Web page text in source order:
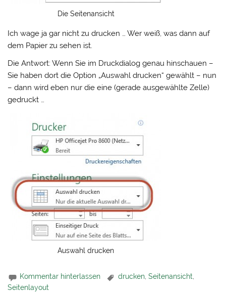
Die Seitenansicht
Ich wage ja gar nicht zu drucken … Wer weiß, was dann auf
dem Papier zu sehen ist.
Die Antwort: Wenn Sie im Druckdialog genau hinschauen –
Sie haben dort die Option „Auswahl drucken“ gewählt – nun
– dann wird eben nur die eine (gerade ausgewählte Zelle)
gedruckt …
Auswahl drucken
Kommentar hinterlassen drucken,Seitenansicht,
Seitenlayout